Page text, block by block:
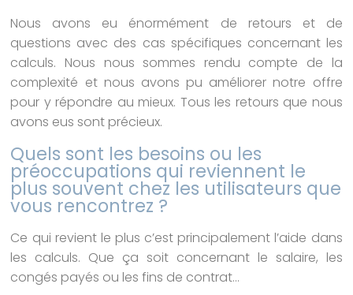
Nous avons eu énormément de retours et de
questions avec des cas spécifiques concernant les
calculs. Nous nous sommes rendu compte de la
complexité et nous avons pu améliorer notre offre
pour y répondre au mieux. Tous les retours que nous
avons eus sont précieux.
Quels sont les besoins ou les
préoccupations qui reviennent le
plus souvent chez les utilisateurs que
vous rencontrez ?
Ce qui revient le plus c’est principalement l’aide dans
les calculs. Que ça soit concernant le salaire, les
congés payés ou les fins de contrat…